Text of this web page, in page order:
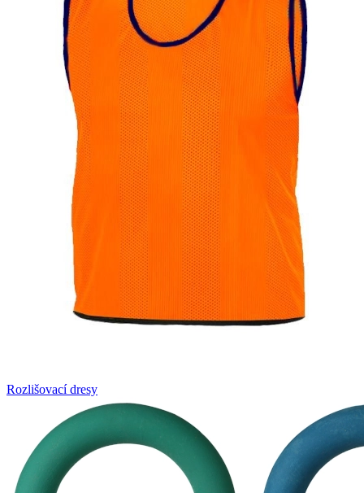
Rozlišovací dresy